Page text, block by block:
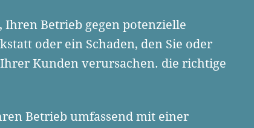
Ihren Betrieb gegen potenzielle
oder ein Schaden, den Sie oder
Kunden verursachen. die richtige
Betrieb umfassend mit einer